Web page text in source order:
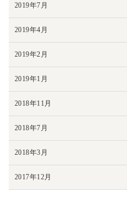
2019年7月
2019年4月
2019年2月
2019年1月
2018年11月
2018年7月
2018年3月
2017年12月